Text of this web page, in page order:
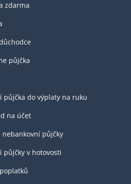
zdarma
půjčka
půjčka do výplaty na ruku
na účet
nebankovní půjčky
půjčky v hotovosti